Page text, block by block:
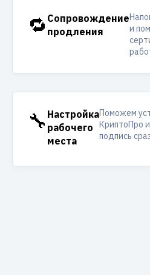
🔁 Сопровождение
продления
и
🔧 Настройка
рабочего
места
Поможем
КриптоПро
подпись